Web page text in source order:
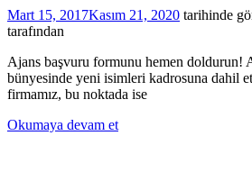
Mart 15, 2017Kasım 21, 2020 tarihinde
tarafından
Ajans başvuru formunu hemen doldurun!
bünyesinde yeni isimleri kadrosuna dahil
firmamız, bu noktada ise
Okumaya devam et